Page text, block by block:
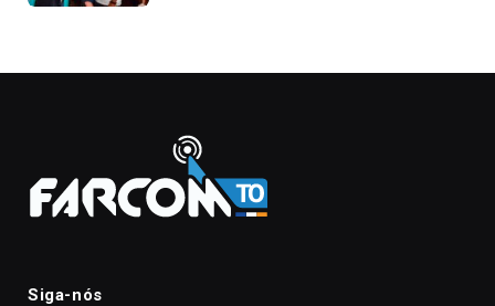
Siga-nós